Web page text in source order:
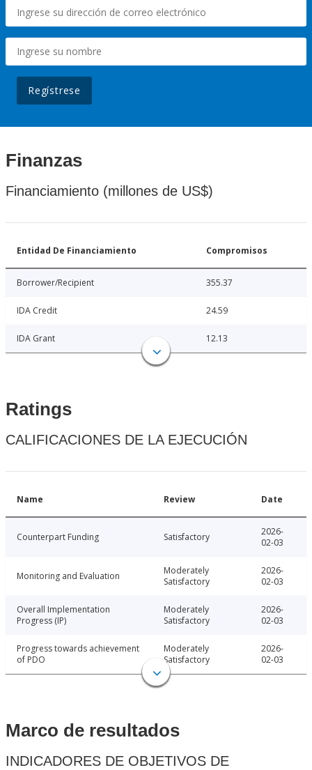
Regístrese
Finanzas
Financiamiento (millones de US$)
Entidad De Financiamiento Compromisos
Borrower/Recipient 355.37
IDA Credit 24.59
IDA Grant 12.13
Ratings
CALIFICACIONES DE LA EJECUCIÓN
Name Review Date
Counterpart Funding Satisfactory
2026-
02-03
Monitoring and Evaluation
Moderately
Satisfactory
2026-
02-03
Overall Implementation
Progress (IP)
Moderately
Satisfactory
2026-
02-03
Progress towards achievement
of PDO
Moderately
Satisfactory
2026-
02-03
Marco de resultados
INDICADORES DE OBJETIVOS DE